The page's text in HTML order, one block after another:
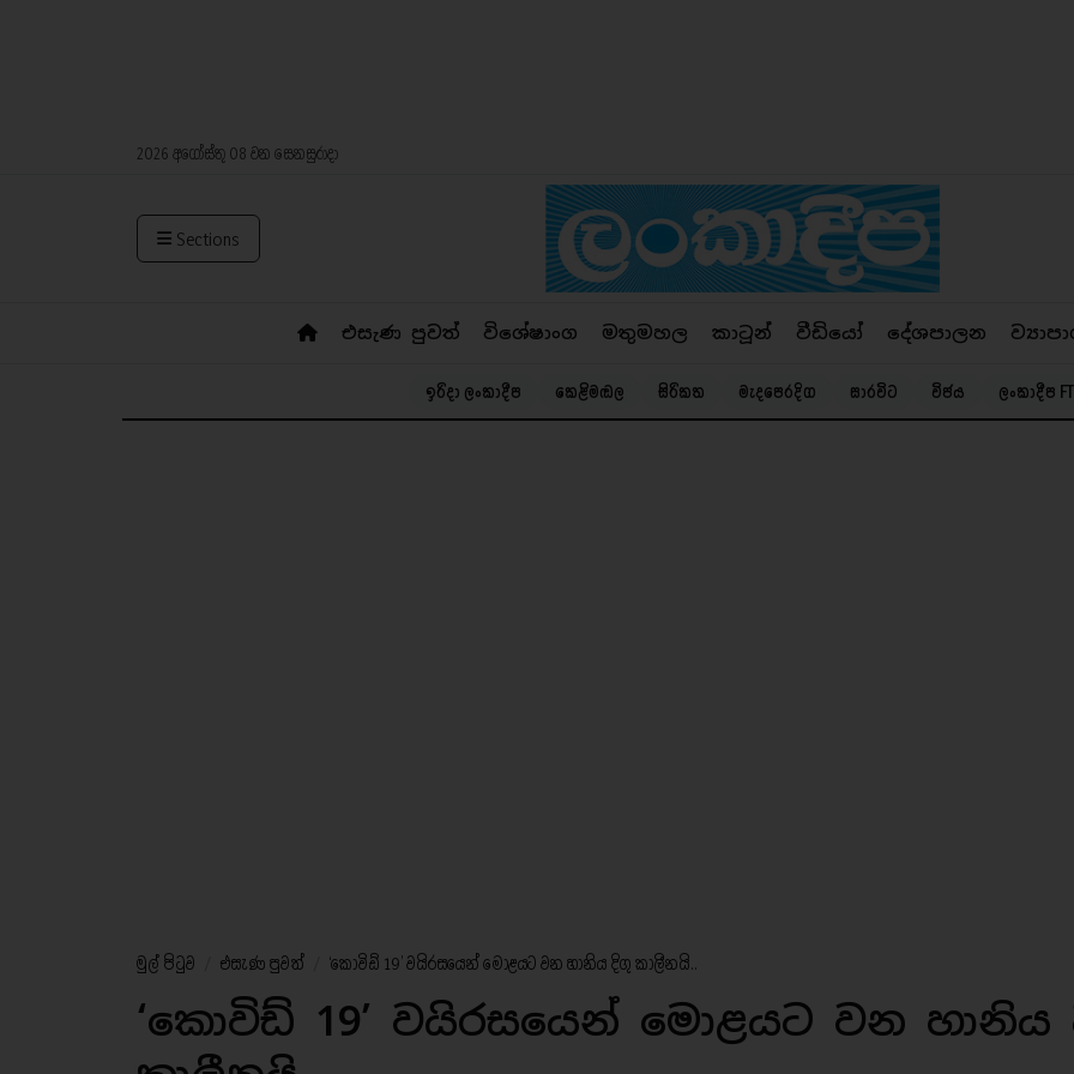
2026 අගෝස්තු 08 වන සෙනසුරාදා
Sections
එසැණ පුවත් විශේෂාංග මතුමහල කාටූන් වීඩියෝ දේශපාලන
ඉරිදා ලංකාදීප කෙළිමඬල සිරිකත මැදපෙරදිග සාරවිට විජය ලංකාදීප FT
මුල් පිටුව එසැණ පුවත් ‘කොවිඩ් 19’ වයිරසයෙන් මොළයට වන හානිය දිගු කාලීනයි..
‘කොවිඩ් 19’ වයිරසයෙන් මොළයට වන හානිය